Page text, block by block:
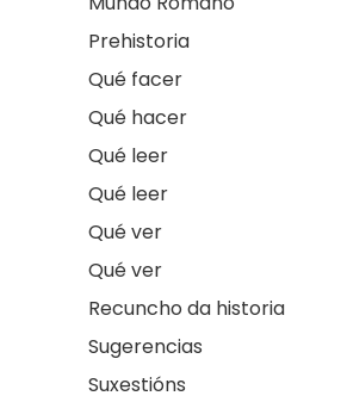
Prehistoria
Qué facer
Qué hacer
Qué leer
Qué leer
Qué ver
Qué ver
Recuncho da historia
Sugerencias
Suxestións